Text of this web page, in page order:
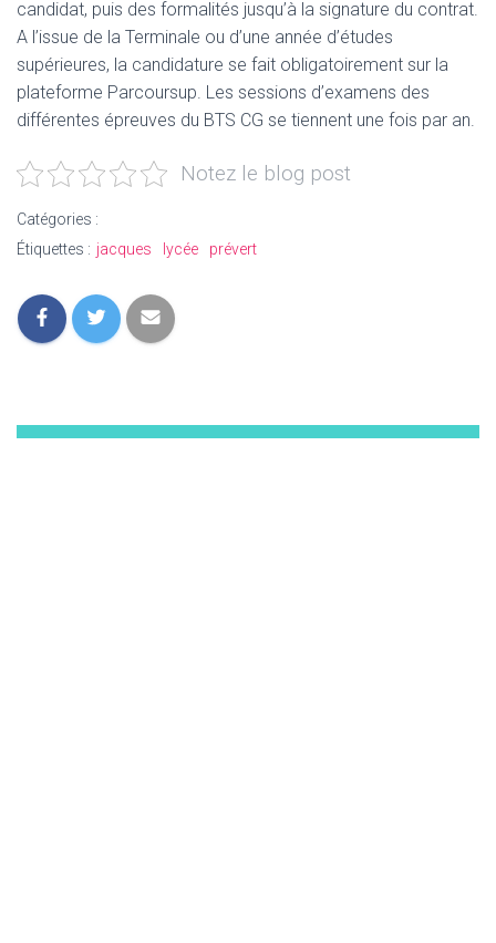
candidat, puis des formalités jusqu’à la signature du contrat.
A l’issue de la Terminale ou d’une année d’études
supérieures, la candidature se fait obligatoirement sur la
plateforme Parcoursup. Les sessions d’examens des
différentes épreuves du BTS CG se tiennent une fois par an.
Notez le blog post
Catégories :
Étiquettes : jacques lycée prévert